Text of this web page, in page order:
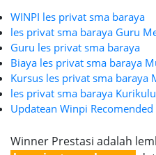
WINPI les privat sma baraya
les privat sma baraya Guru
Guru les privat sma baraya
Biaya les privat sma baraya
Kursus les privat sma baraya
les privat sma baraya
Updatean Winpi Recomended
Winner Prestasi adalah